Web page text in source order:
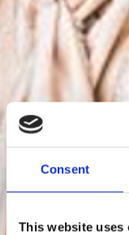
Consent
This website uses